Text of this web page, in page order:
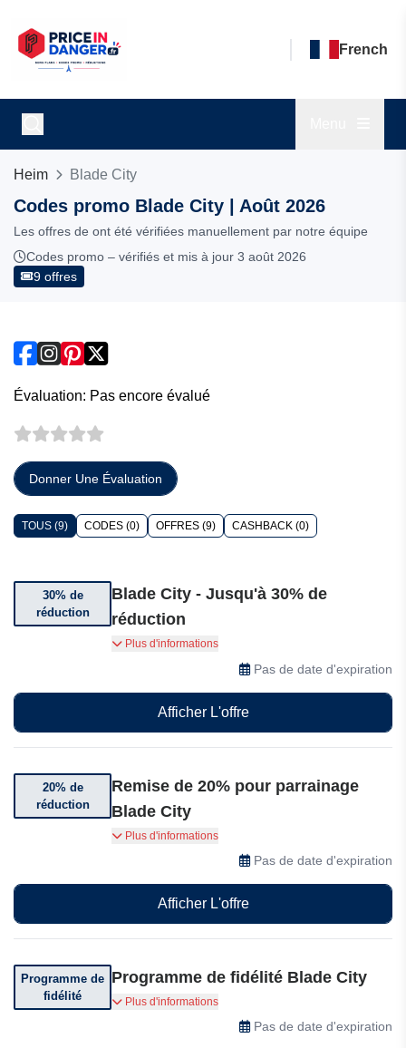
French
Heim Blade City
Codes promo Blade City | Août 2026
Les offres de ont été vérifiées manuellement par notre équipe
Codes promo – vérifiés et mis à jour 3 août 2026
9 offres
Évaluation: Pas encore évalué
Donner Une Évaluation
TOUS (9) CODES (0) OFFRES (9) CASHBACK (0)
30% de
réduction
Blade City - Jusqu'à 30% de
réduction
Jusqu'à 30% de réduction sur une sélection
Plus d'informations
Pas de date d'expiration
Afficher L'offre
20% de
réduction
Remise de 20% pour parrainage
Blade City
Parrainez un ami et bénéficiez de 20% de
réduction sur votre commande.
Plus d'informations
Pas de date d'expiration
Afficher L'offre
Programme de
fidélité
Programme de fidélité Blade City
Rejoignez le programme de fidélité. Partagez
votre passion. Donnez 20$, recevez 20$.
Plus d'informations
Pas de date d'expiration